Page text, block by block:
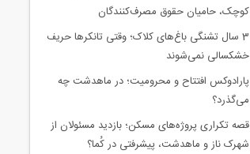
کوچک، حامیان حقوق مصرف‌کنندگان
3 سال تشنگی باغ‌های کلاک؛ وقتی تانکرها حریف
خشکسالی نمی‌شوند
پارادوکس افتتاح و محرومیت؛ در ماهدشت چه
می‌گذرد؟
قصه تکراری پروژه‌های مسکن؛ بازدید مسئولان از
شهرک ناز و ماهدشت، پیشرفتی در کُما؟